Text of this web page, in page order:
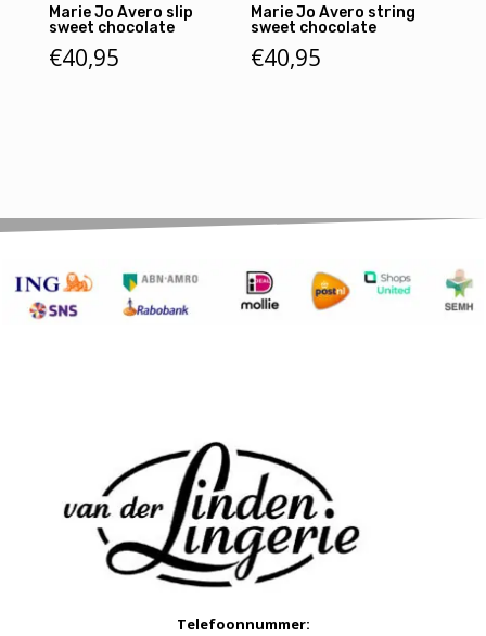
Marie Jo Avero slip
sweet chocolate
€40,95
Marie Jo Avero string
sweet chocolate
€40,95
Telefoonnummer: